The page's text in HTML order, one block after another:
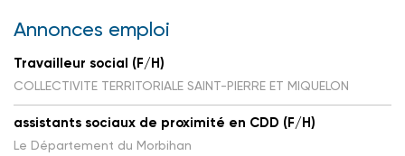
Annonces emploi
Travailleur social (F/H)
COLLECTIVITE TERRITORIALE SAINT-PIERRE ET MIQUELON
assistants sociaux de proximité en CDD (F/H)
Le Département du Morbihan